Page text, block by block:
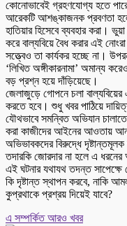
কোনোভাবেই গ্রহণযোগ্য হতে
আরেকটি আশঙ্কাজনক প্রবণতা
হাতিয়ার হিসেবে ব্যবহার করা।
করে বাল্যবিয়ে বৈধ করার এই
সত্ত্বেও তা কার্যকর হচ্ছে না।
‘লিখিত অঙ্গীকারনামা’ অমান্য
বড় প্রশ্ন হয়ে দাঁড়িয়েছে।
জেলাজুড়ে গোপনে চলা বাল্যবিয়ের
করতে হবে। শুধু খবর পাঠিয়ে
যৌথভাবে সমন্বিত অভিযান
করা কাজীদের আইনের আওতায়
অভিভাবকদের বিরুদ্ধে
তদারকি জোরদার না হলে এ
এই ঘটনার যথাযথ তদন্ত সাপেক্ষে
কি দৃষ্টান্ত স্থাপন করবে, নাকি
কুপ্রথাকে প্রশ্রয় দিয়েই যাবে?
এ সম্পর্কিত আরও খবর